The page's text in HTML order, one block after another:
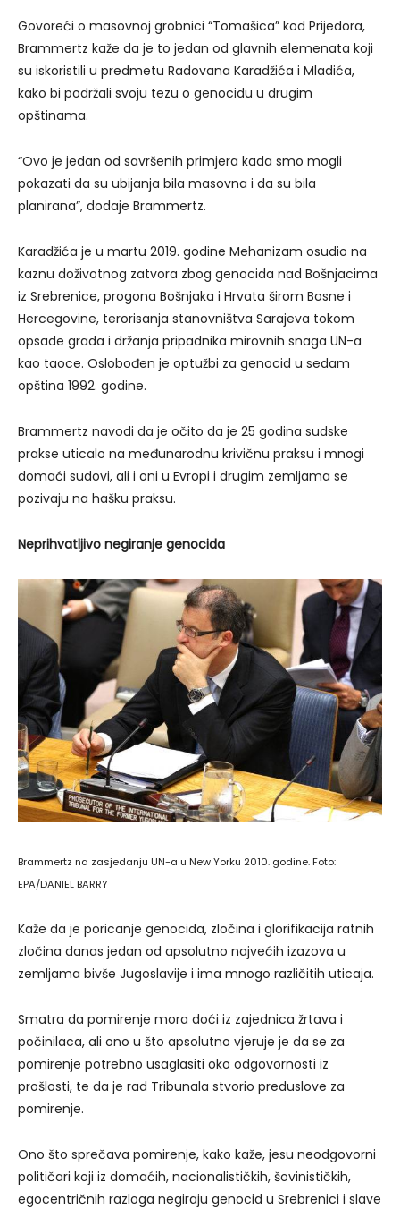
Govoreći o masovnoj grobnici “Tomašica” kod Prijedora,
Brammertz kaže da je to jedan od glavnih elemenata koji
su iskoristili u predmetu Radovana Karadžića i Mladića,
kako bi podržali svoju tezu o genocidu u drugim
opštinama.
“Ovo je jedan od savršenih primjera kada smo mogli
pokazati da su ubijanja bila masovna i da su bila
planirana”, dodaje Brammertz.
Karadžića je u martu 2019. godine Mehanizam osudio na
kaznu doživotnog zatvora zbog genocida nad Bošnjacima
iz Srebrenice, progona Bošnjaka i Hrvata širom Bosne i
Hercegovine, terorisanja stanovništva Sarajeva tokom
opsade grada i držanja pripadnika mirovnih snaga UN-a
kao taoce. Oslobođen je optužbi za genocid u sedam
opština 1992. godine.
Brammertz navodi da je očito da je 25 godina sudske
prakse uticalo na međunarodnu krivičnu praksu i mnogi
domaći sudovi, ali i oni u Evropi i drugim zemljama se
pozivaju na hašku praksu.
Neprihvatljivo negiranje genocida
Brammertz na zasjedanju UN-a u New Yorku 2010. godine. Foto:
EPA/DANIEL BARRY
Kaže da je poricanje genocida, zločina i glorifikacija ratnih
zločina danas jedan od apsolutno najvećih izazova u
zemljama bivše Jugoslavije i ima mnogo različitih uticaja.
Smatra da pomirenje mora doći iz zajednica žrtava i
počinilaca, ali ono u što apsolutno vjeruje je da se za
pomirenje potrebno usaglasiti oko odgovornosti iz
prošlosti, te da je rad Tribunala stvorio preduslove za
pomirenje.
Ono što sprečava pomirenje, kako kaže, jesu neodgovorni
političari koji iz domaćih, nacionalističkih, šovinističkih,
egocentričnih razloga negiraju genocid u Srebrenici i slave